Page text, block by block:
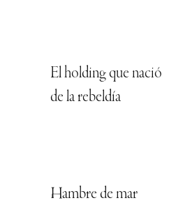
El holding que nació
de la rebeldía
Hambre de mar